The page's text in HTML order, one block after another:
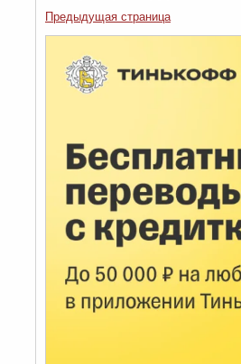
Предыдущая страница